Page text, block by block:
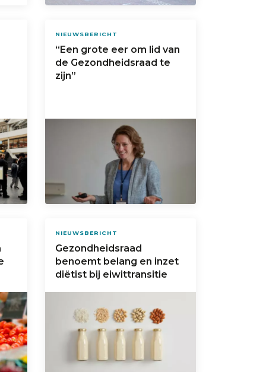
NIEUWSBERICHT
“Een grote eer om lid van
de Gezondheidsraad te
zijn”
NIEUWSBERICHT
Gezondheidsraad
benoemt belang en inzet
diëtist bij eiwittransitie